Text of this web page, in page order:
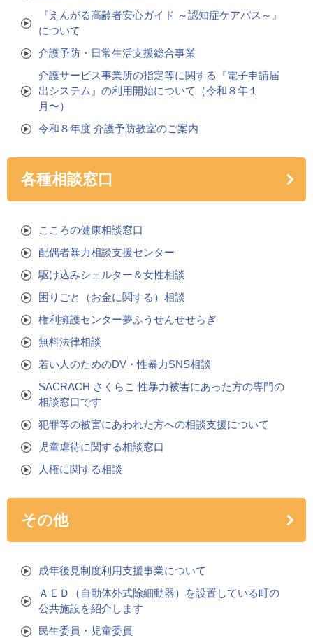
『えんがる高齢者安心ガイド ～認知症ケアパス～』
について
介護予防・日常生活支援総合事業
介護サービス事業所の指定等に関する『電子申請届
出システム』の利用開始について（令和８年１
月〜）
令和８年度 介護予防教室のご案内
各種相談窓口
こころの健康相談窓口
配偶者暴力相談支援センター
駆け込みシェルター＆女性相談
困りごと（お金に関する）相談
権利擁護センター夢ふうせんせせらぎ
無料法律相談
若い人のためのDV・性暴力SNS相談
SACRACH さくらこ 性暴力被害にあった方の専門の
相談窓口です
犯罪等の被害にあわれた方への相談支援について
児童虐待に関する相談窓口
人権に関する相談
その他
成年後見制度利用支援事業について
ＡＥＤ（自動体外式除細動器）を設置している町の
公共施設を紹介します
民生委員・児童委員